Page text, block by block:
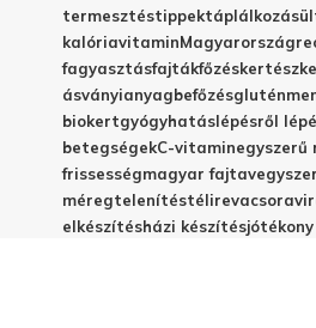
termesztéstippektáplálkozás
kalóriavitaminMagyarország
fagyasztásfajtákfőzés
ásványianyagbefőzés
biokertgyógyhatáslépésről
betegségekC-vitaminegyszerű
frissességmagyar fajta
méregtelenítéstélirevacsora
elkészítésházi készítés